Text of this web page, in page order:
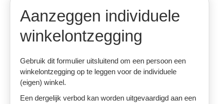
Aanzeggen individuele
winkelontzegging
Gebruik dit formulier uitsluitend om een persoon een
winkelontzegging op te leggen voor de individuele
(eigen) winkel.
Een dergelijk verbod kan worden uitgevaardigd aan een